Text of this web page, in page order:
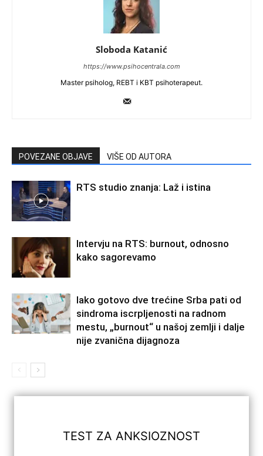
Sloboda Katanić
https://www.psihocentrala.com
Master psiholog, REBT i KBT psihoterapeut.
POVEZANE OBJAVE VIŠE OD AUTORA
RTS studio znanja: Laž i istina
Intervju na RTS: burnout, odnosno
kako sagorevamo
Iako gotovo dve trećine Srba pati od
sindroma iscrpljenosti na radnom
mestu, „burnout“ u našoj zemlji i dalje
nije zvanična dijagnoza
TEST ZA ANKSIOZNOST